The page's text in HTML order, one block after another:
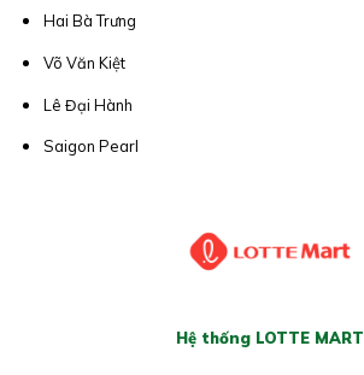
Hai Bà Trưng
Võ Văn Kiệt
Lê Đại Hành
Saigon Pearl
Hệ thống LOTTE MART